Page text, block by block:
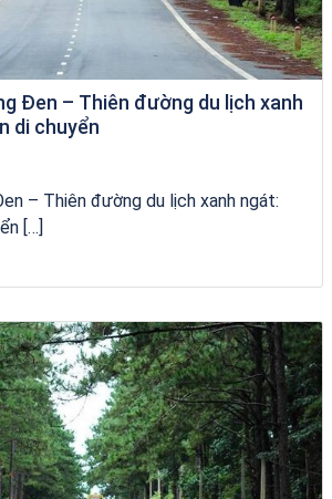
Đen – Thiên đường du lịch xanh
di chuyển
– Thiên đường du lịch xanh ngát:
[…]
tại Quy Nhơn